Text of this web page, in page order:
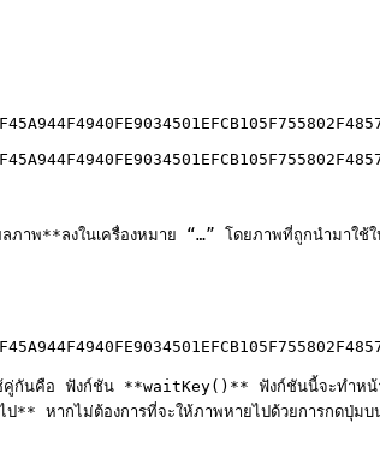
พ**ลงในเครื่องหมาย “…” โดยภาพที่ถูกนำมาใช้
คู่กันคือ ฟังก์ชัน **waitKey()** ฟังก์ชันนี้จะทำห
** หากไม่ต้องการที่จะให้ภาพหายไปด้วยการกดปุ่